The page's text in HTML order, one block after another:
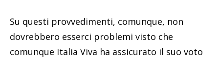
Su questi provvedimenti, comunque, non
dovrebbero esserci problemi visto che
comunque Italia Viva ha assicurato il suo voto